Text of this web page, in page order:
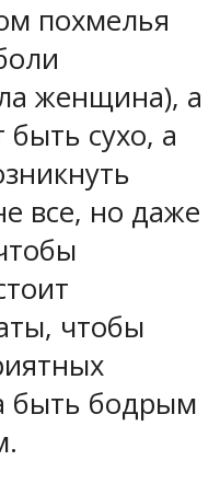
похмелья
женщина), а
сухо, а
все, но даже
чтобы
быть бодрым